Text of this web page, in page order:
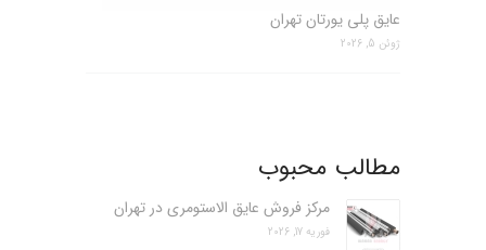
عایق پلی یورتان تهران
ژوئن 5, 2026
مطالب محبوب
مرکز فروش عایق الاستومری در تهران
فوریه 17, 2026